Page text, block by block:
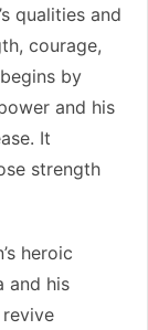
qualities and
courage,
by
and his
It
strength
heroic
and his